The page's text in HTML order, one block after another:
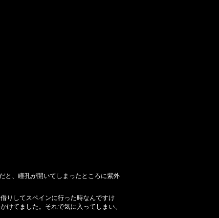
と、瞳孔が開いてしまったところに紫外
りしてスペインに行った時なんですけ
けてました。それで気に入ってしまい、